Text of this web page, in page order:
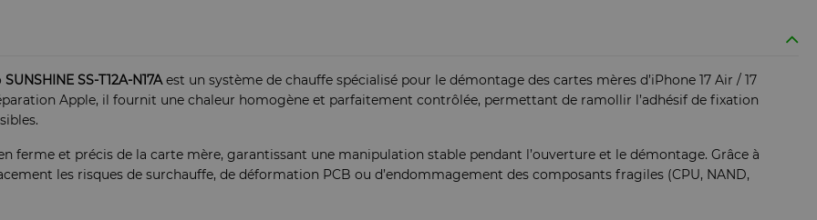
SUNSHINE SS-T12A-N17Aest un système de chauffe spécialisé pour le démontage des cartes mères d’iPhone 17 Air / 17
Apple, il fournit une chaleur homogène et parfaitement contrôlée, permettant de ramollir l’adhésif de fixation
ferme et précis de la carte mère, garantissant une manipulation stable pendant l’ouverture et le démontage. Grâce à
les risques de surchauffe, de déformation PCB ou d’endommagement des composants fragiles (CPU, NAND,